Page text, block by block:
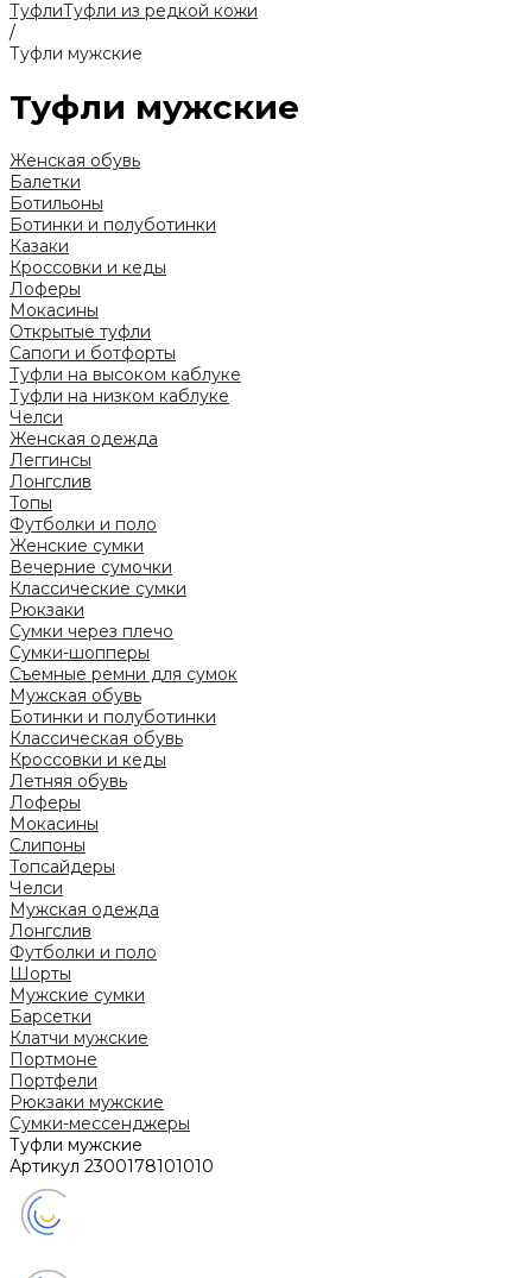
ТуфлиТуфли из редкой кожи
/
Туфли мужские
Туфли мужские
Женская обувь
Балетки
Ботильоны
Ботинки и полуботинки
Казаки
Кроссовки и кеды
Лоферы
Мокасины
Открытые туфли
Сапоги и ботфорты
Туфли на высоком каблуке
Туфли на низком каблуке
Челси
Женская одежда
Леггинсы
Лонгслив
Топы
Футболки и поло
Женские сумки
Вечерние сумочки
Классические сумки
Рюкзаки
Сумки через плечо
Сумки-шопперы
Съемные ремни для сумок
Мужская обувь
Ботинки и полуботинки
Классическая обувь
Кроссовки и кеды
Летняя обувь
Лоферы
Мокасины
Слипоны
Топсайдеры
Челси
Мужская одежда
Лонгслив
Футболки и поло
Шорты
Мужские сумки
Барсетки
Клатчи мужские
Портмоне
Портфели
Рюкзаки мужские
Сумки-мессенджеры
Туфли мужские
Артикул 2300178101010